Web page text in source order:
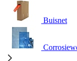
Buisnet